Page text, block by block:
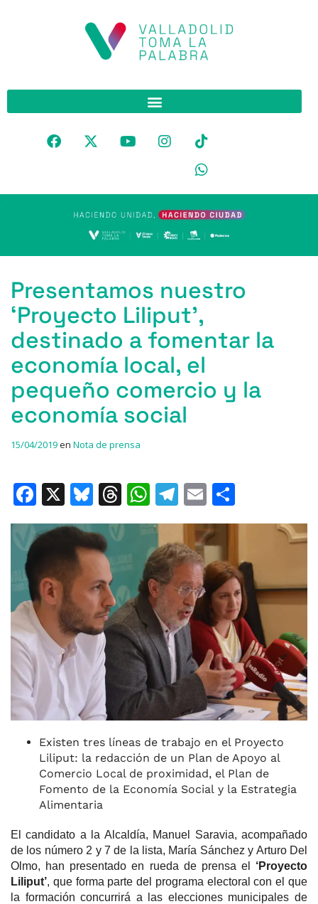
Presentamos nuestro
‘Proyecto Liliput’,
destinado a fomentar la
economía local, el
pequeño comercio y la
economía social
15/04/2019en Nota de prensa
F
a
c
e
b
o
o
k
X
Bl
u
e
s
k
y
T
h
re
d
s
W
h
at
s
A
p
p
T
el
e
gr
a
m
E
m
ai
l
o
p
ar
ti
r
Existen tres líneas de trabajo en el Proyecto
Liliput: la redacción de un Plan de Apoyo al
Comercio Local de proximidad, el Plan de
Fomento de la Economía Social y la Estrategia
Alimentaria
El candidato a la Alcaldía, Manuel Saravia,acompañado
de los número 2 y 7 de la lista, María Sánchez y Arturo Del
Olmo, han presentado en rueda de prensa el ‘Proyecto
Liliput’, que forma parte del programa electoral con el que
la formación concurrirá a las elecciones municipales de